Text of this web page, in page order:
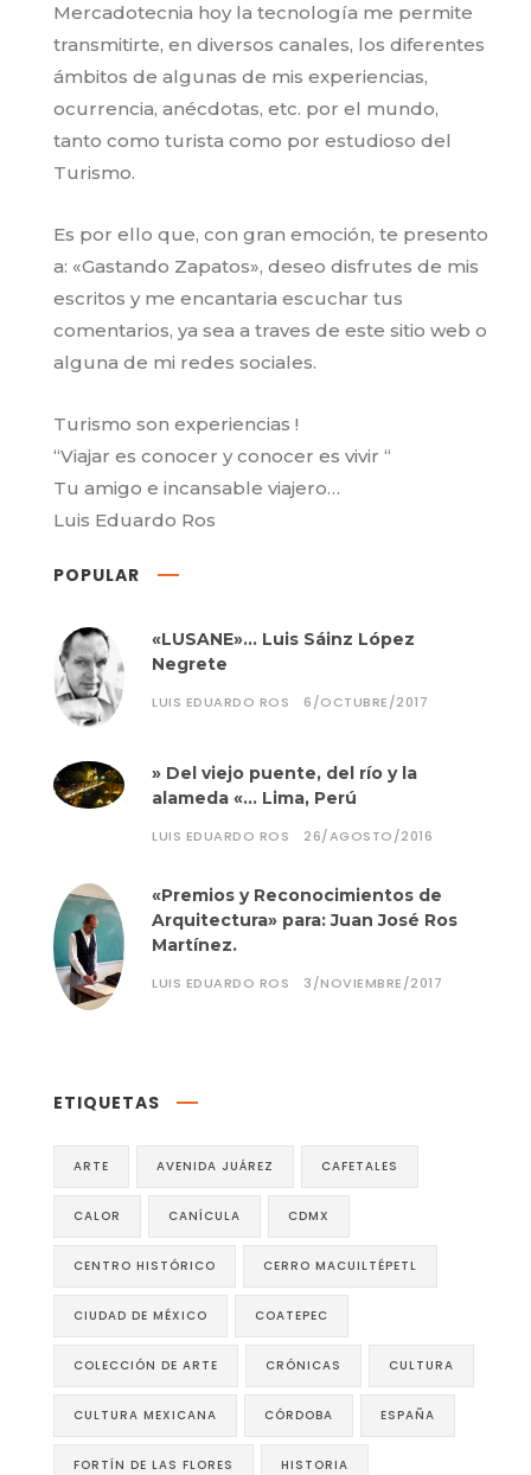
Mercadotecnia hoy la tecnología me permite
transmitirte, en diversos canales, los diferentes
ámbitos de algunas de mis experiencias,
ocurrencia, anécdotas, etc. por el mundo,
tanto como turista como por estudioso del
Turismo.
Es por ello que, con gran emoción, te presento
a: «Gastando Zapatos», deseo disfrutes de mis
escritos y me encantaria escuchar tus
comentarios, ya sea a traves de este sitio web o
alguna de mi redes sociales.
Turismo son experiencias !
“Viajar es conocer y conocer es vivir “
Tu amigo e incansable viajero…
Luis Eduardo Ros
POPULAR
«LUSANE»… Luis Sáinz López
Negrete
LUIS EDUARDO ROS 6/OCTUBRE/2017
» Del viejo puente, del río y la
alameda «… Lima, Perú
LUIS EDUARDO ROS 26/AGOSTO/2016
«Premios y Reconocimientos de
Arquitectura» para: Juan José Ros
Martínez.
LUIS EDUARDO ROS 3/NOVIEMBRE/2017
ETIQUETAS
ARTE AVENIDA JUÁREZ CAFETALES
CALOR CANÍCULA CDMX
CENTRO HISTÓRICO CERRO MACUILTÉPETL
CIUDAD DE MÉXICO COATEPEC
COLECCIÓN DE ARTE CRÓNICAS CULTURA
CULTURA MEXICANA CÓRDOBA ESPAÑA
FORTÍN DE LAS FLORES HISTORIA